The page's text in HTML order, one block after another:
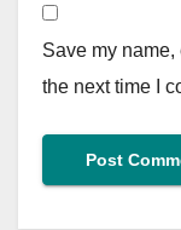
Save my
the next time I